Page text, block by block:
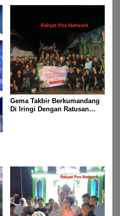
Gema Takbir Berkumandang
Di Iringi Dengan Ratusan